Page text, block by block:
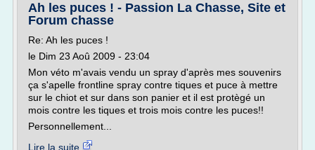
Ah les puces ! - Passion La Chasse, Site et
Forum chasse
Re: Ah les puces !
le Dim 23 Aoû 2009 - 23:04
Mon véto m'avais vendu un spray d'après mes souvenirs
ça s'apelle frontline spray contre tiques et puce à mettre
sur le chiot et sur dans son panier et il est protègé un
mois contre les tiques et trois mois contre les puces!!
Personnellement...
Lire la suite